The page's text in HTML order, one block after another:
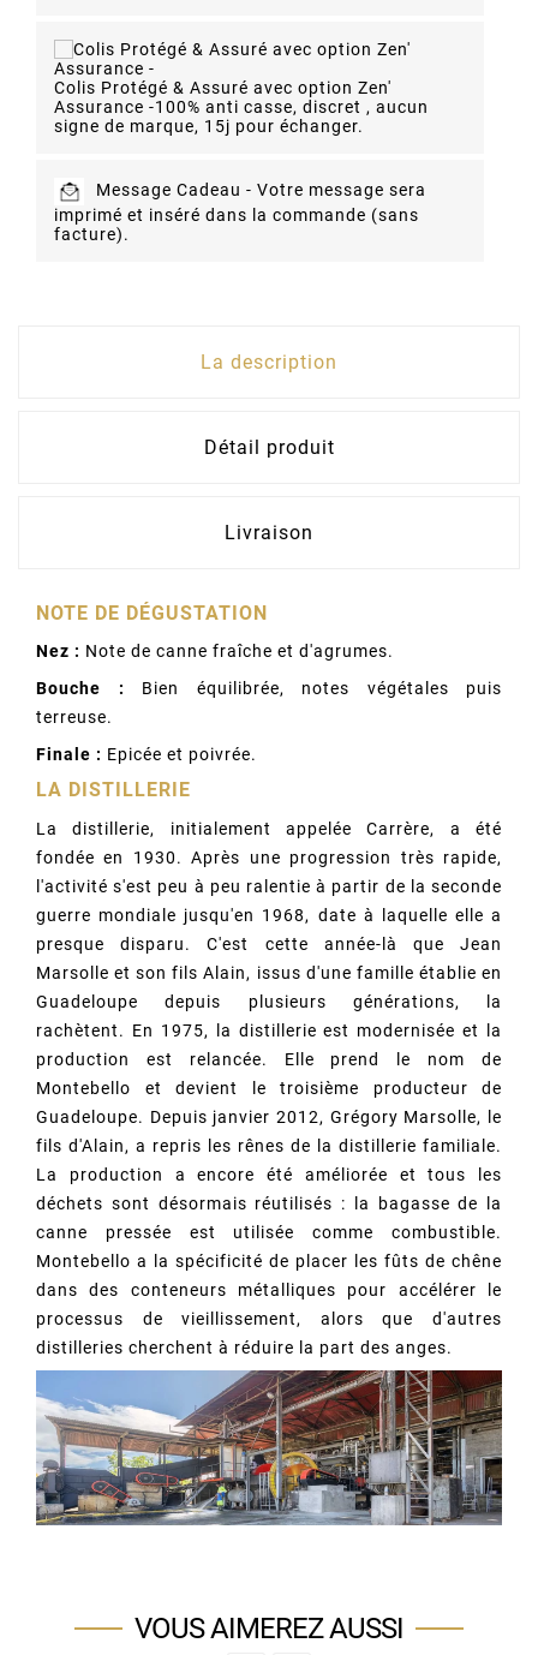
Colis Protégé & Assuré avec option Zen'
Assurance -100% anti casse, discret , aucun
signe de marque, 15j pour échanger.
Message Cadeau - Votre message sera
imprimé et inséré dans la commande (sans
facture).
La description
Détail produit
Livraison
NOTE DE DÉGUSTATION
Nez : Note de canne fraîche et d'agrumes.
Bouche : Bien équilibrée, notes végétales puis
terreuse.
Finale : Epicée et poivrée.
LA DISTILLERIE
La distillerie, initialement appelée Carrère, a été
fondée en 1930. Après une progression très rapide,
l'activité s'est peu à peu ralentie à partir de la seconde
guerre mondiale jusqu'en 1968, date à laquelle elle a
presque disparu. C'est cette année-là que Jean
Marsolle et son fils Alain, issus d'une famille établie en
Guadeloupe depuis plusieurs générations, la
rachètent. En 1975, la distillerie est modernisée et la
production est relancée. Elle prend le nom de
Montebello et devient le troisième producteur de
Guadeloupe. Depuis janvier 2012, Grégory Marsolle, le
fils d'Alain, a repris les rênes de la distillerie familiale.
La production a encore été améliorée et tous les
déchets sont désormais réutilisés : la bagasse de la
canne pressée est utilisée comme combustible.
Montebello a la spécificité de placer les fûts de chêne
dans des conteneurs métalliques pour accélérer le
processus de vieillissement, alors que d'autres
distilleries cherchent à réduire la part des anges.
VOUS AIMEREZ AUSSI